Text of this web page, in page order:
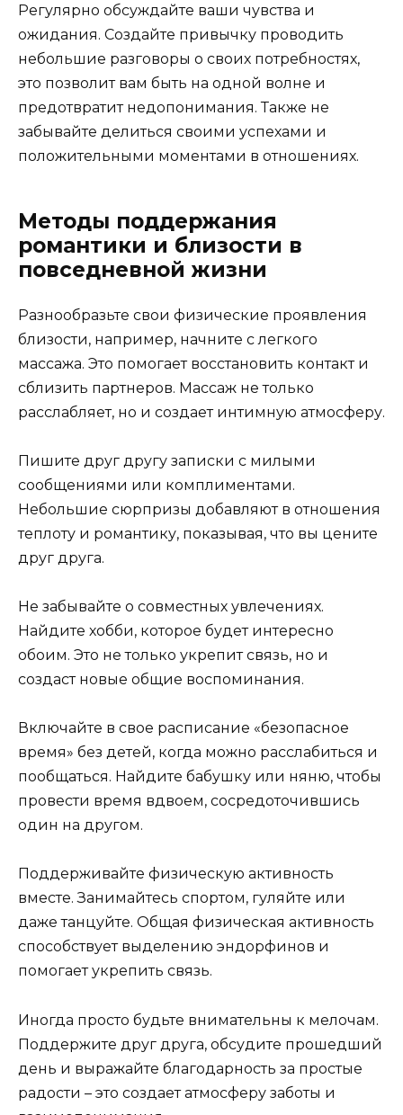
Регулярно обсуждайте ваши чувства и
ожидания. Создайте привычку проводить
небольшие разговоры о своих потребностях,
это позволит вам быть на одной волне и
предотвратит недопонимания. Также не
забывайте делиться своими успехами и
положительными моментами в отношениях.
Методы поддержания
романтики и близости в
повседневной жизни
Разнообразьте свои физические проявления
близости, например, начните с легкого
массажа. Это помогает восстановить контакт и
сблизить партнеров. Массаж не только
расслабляет, но и создает интимную атмосферу.
Пишите друг другу записки с милыми
сообщениями или комплиментами.
Небольшие сюрпризы добавляют в отношения
теплоту и романтику, показывая, что вы цените
друг друга.
Не забывайте о совместных увлечениях.
Найдите хобби, которое будет интересно
обоим. Это не только укрепит связь, но и
создаст новые общие воспоминания.
Включайте в свое расписание «безопасное
время» без детей, когда можно расслабиться и
пообщаться. Найдите бабушку или няню, чтобы
провести время вдвоем, сосредоточившись
один на другом.
Поддерживайте физическую активность
вместе. Занимайтесь спортом, гуляйте или
даже танцуйте. Общая физическая активность
способствует выделению эндорфинов и
помогает укрепить связь.
Иногда просто будьте внимательны к мелочам.
Поддержите друг друга, обсудите прошедший
день и выражайте благодарность за простые
радости – это создает атмосферу заботы и